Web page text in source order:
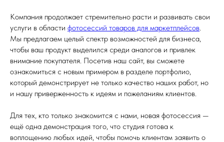
Компания продолжает стремительно расти и развивать свои
услуги в области фотосессий товаров для маркетплейсов.
Мы предлагаем целый спектр возможностей для бизнеса,
чтобы ваш продукт выделился среди аналогов и привлек
внимание покупателя. Посетив наш сайт, вы сможете
ознакомиться с новым примером в разделе портфолио,
который демонстрирует не только качество наших работ, но
и нашу приверженность к идеям и пожеланиям клиентов.
Для тех, кто только знакомится с нами, новая фотосессия —
ещё одна демонстрация того, что студия готова к
воплощению любых идей, чтобы помочь клиентам заявить о